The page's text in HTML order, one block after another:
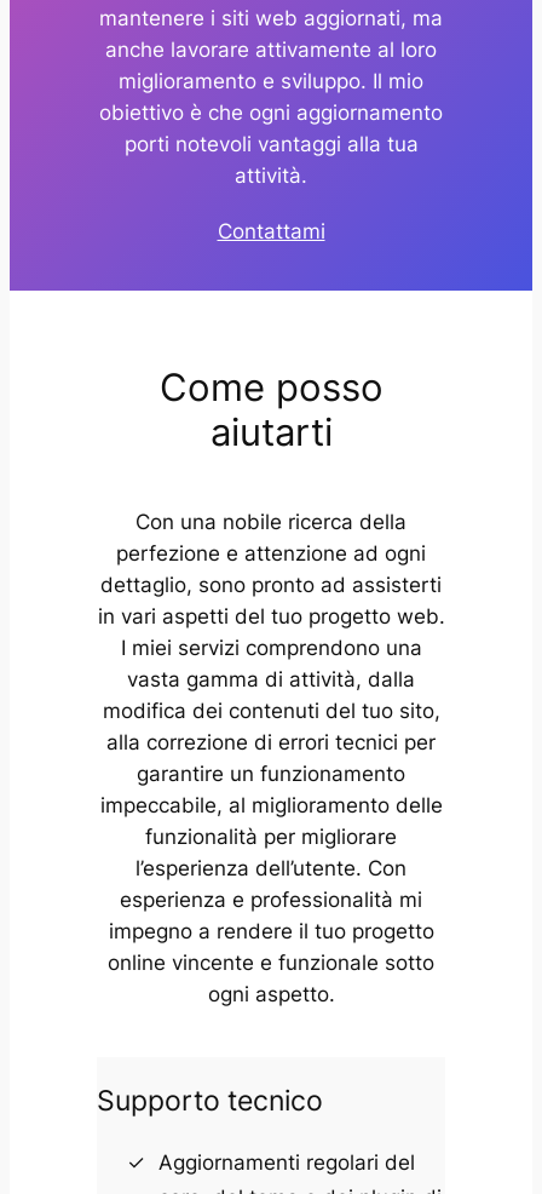
mantenere i siti web aggiornati, ma
anche lavorare attivamente al loro
miglioramento e sviluppo. Il mio
obiettivo è che ogni aggiornamento
porti notevoli vantaggi alla tua
attività.
Contattami
Come posso
aiutarti
Con una nobile ricerca della
perfezione e attenzione ad ogni
dettaglio, sono pronto ad assisterti
in vari aspetti del tuo progetto web.
I miei servizi comprendono una
vasta gamma di attività, dalla
modifica dei contenuti del tuo sito,
alla correzione di errori tecnici per
garantire un funzionamento
impeccabile, al miglioramento delle
funzionalità per migliorare
l’esperienza dell’utente. Con
esperienza e professionalità mi
impegno a rendere il tuo progetto
online vincente e funzionale sotto
ogni aspetto.
Supporto tecnico
Aggiornamenti regolari del